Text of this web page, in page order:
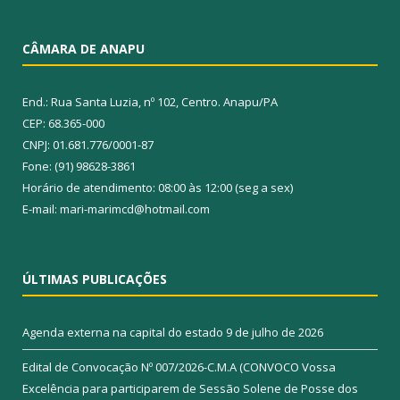
CÂMARA DE ANAPU
End.: Rua Santa Luzia, nº 102, Centro. Anapu/PA
CEP: 68.365-000
CNPJ: 01.681.776/0001-87
Fone: (91) 98628-3861
Horário de atendimento: 08:00 às 12:00 (seg a sex)
E-mail: mari-marimcd@hotmail.com
ÚLTIMAS PUBLICAÇÕES
Agenda externa na capital do estado 9 de julho de 2026
Edital de Convocação Nº 007/2026-C.M.A (CONVOCO Vossa
Excelência para participarem de Sessão Solene de Posse dos